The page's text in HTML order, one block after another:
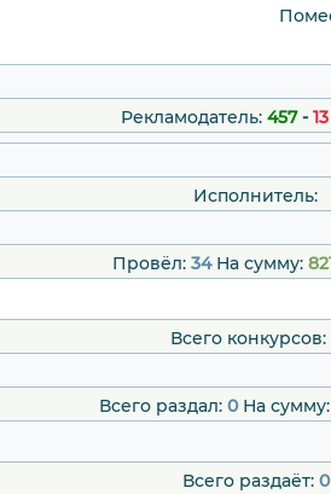
Рекламодатель: 457-13
Исполнитель:
Провёл: 34На сумму:
Всего конкурсов:
Всего раздал: 0На
Всего раздаёт: 0